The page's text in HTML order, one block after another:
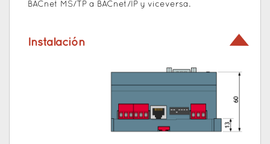
BACnet MS/TP a BACnet/IP y viceversa.
Instalación